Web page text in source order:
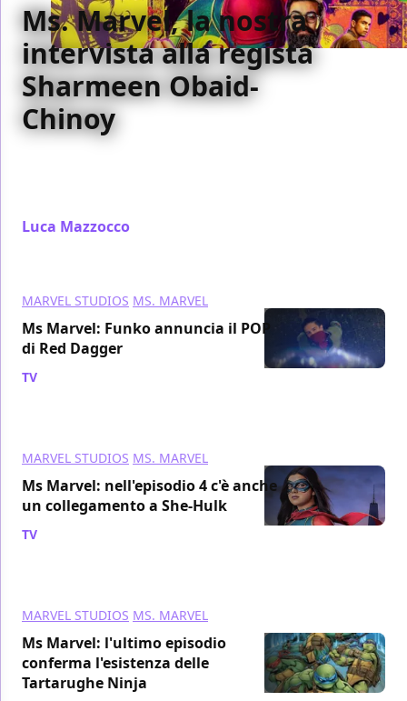
Ms. Marvel, la nostra
intervista alla regista
Sharmeen Obaid-
Chinoy
Luca Mazzocco
MARVEL STUDIOS MS. MARVEL
Ms Marvel: Funko annuncia il POP
di Red Dagger
TV
MARVEL STUDIOS MS. MARVEL
Ms Marvel: nell'episodio 4 c'è anche
un collegamento a She-Hulk
TV
MARVEL STUDIOS MS. MARVEL
Ms Marvel: l'ultimo episodio
conferma l'esistenza delle
Tartarughe Ninja